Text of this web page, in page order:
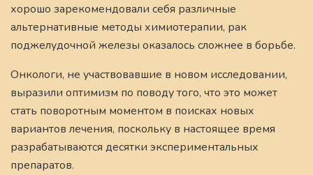
хорошо зарекомендовали себя различные
альтернативные методы химиотерапии, рак
поджелудочной железы оказалось сложнее в борьбе.
Онкологи, не участвовавшие в новом исследовании,
выразили оптимизм по поводу того, что это может
стать поворотным моментом в поисках новых
вариантов лечения, поскольку в настоящее время
разрабатываются десятки экспериментальных
препаратов.